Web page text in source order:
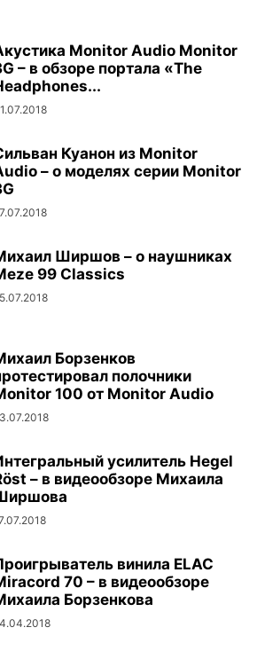
Monitor Audio Monitor
– в обзоре портала «The
Куанон из Monitor
– о моделях серии Monitor
Ширшов – о наушниках
99 Classics
Борзенков
полочники
100 от Monitor Audio
усилитель Hegel
– в видеообзоре Михаила
винила ELAC
70 – в видеообзоре
Борзенкова